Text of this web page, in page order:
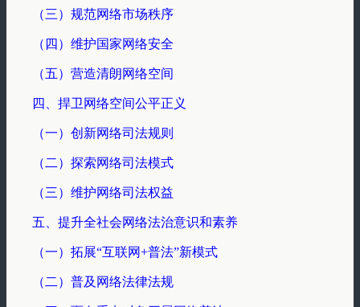
（三）规范网络市场秩序
（四）维护国家网络安全
（五）营造清朗网络空间
四、捍卫网络空间公平正义
（一）创新网络司法规则
（二）探索网络司法模式
（三）维护网络司法权益
五、提升全社会网络法治意识和素养
（一）拓展“互联网+普法”新模式
（二）普及网络法律法规